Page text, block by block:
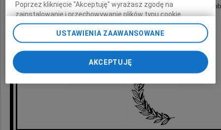
po czym nastąpi odprowadzenie Zmarłego do
Poprzez kliknięcie "Akceptuję" wyrażasz zgodę na
zainstalowanie i przechowywanie plików typu cookie
Wyborczej sp. z o. o. jej Zaufanych Partnerów i Agora S.A.
na Twoim urządzeniu końcowym. Możesz też w każdej
chwili zmienić swoje preferencje dot. plików cookie,
ponownie wywołując narzędzie do zarządzania Twoimi
preferencjami dot. przetwarzania danych poprzez
odnośnik „Ustawienia prywatności” w stopce serwisu i
przechodząc do sekcji „Ustawienia zaawansowane”.
Zmiana ustawień plików cookie możliwa jest także za
My, nasi Zaufani Partnerzy i Agora S.A. możemy
USTAWIENIA ZAAWANSOWANE
AKCEPTUJĘ